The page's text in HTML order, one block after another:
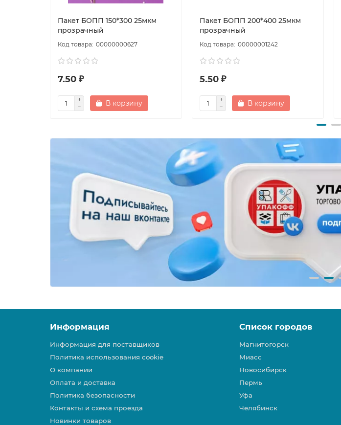
Пакет БОПП 150*300 25мкм
прозрачный
00000000627
7.50 ₽
В корзину
Пакет БОПП 200*400 25мкм
прозрачный
00000001242
5.50 ₽
В корзину
Информация
Информация для поставщиков
Политика использования cookie
О компании
Оплата и доставка
Политика безопасности
Контакты и схема проезда
Новинки товаров
Список городов
Магнитогорск
Миасс
Новосибирск
Пермь
Уфа
Челябинск